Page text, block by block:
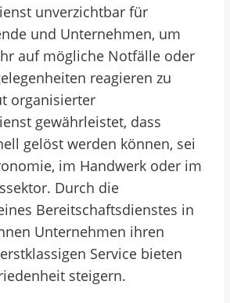
unverzichtbar für
und Unternehmen, um
auf mögliche Notfälle oder
reagieren zu
organisierter
gewährleistet, dass
gelöst werden können, sei
im Handwerk oder im
Durch die
Bereitschaftsdienstes in
Unternehmen ihren
Service bieten
steigern.